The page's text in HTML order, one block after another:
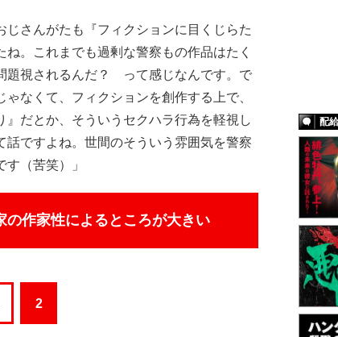
じさんがたも『フィクションに目くじらた
。これまでも過剰な警察もの作品はたく
題視されるんだ？ って感じなんです。で
なくて、フィクションを創作する上で、
』だとか、そういうセクハラ行為を軽視し
ですよね。世間のそういう雰囲気を警察
（苦笑）」
の作家性によるところが大きい
2
配